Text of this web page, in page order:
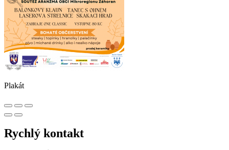
Plakát
Rychlý kontakt